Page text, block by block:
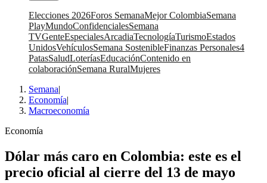
Elecciones 2026Foros SemanaMejor ColombiaSemana
PlayMundoConfidencialesSemana
TVGenteEspecialesArcadiaTecnologíaTurismoEstados
UnidosVehículosSemana SostenibleFinanzas Personales4
PatasSaludLoteríasEducaciónContenido en
colaboraciónSemana RuralMujeres
Semana|
Economía|
Macroeconomía
Economía
Dólar más caro en Colombia: este es el
precio oficial al cierre del 13 de mayo